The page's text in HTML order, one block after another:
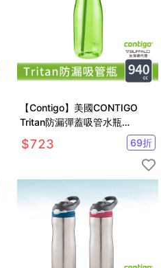
【Contigo】美國CONTIGO
Tritan防漏彈蓋吸管水瓶
946ccAshland(冷水瓶/運動水
壺)
$723 69折